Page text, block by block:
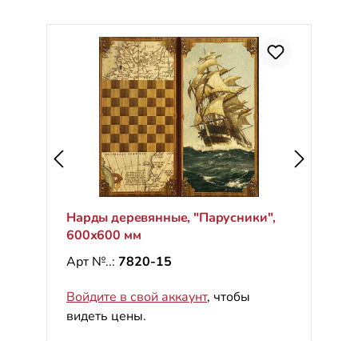
Нарды деревянные, "Парусники",
600х600 мм
Арт №..: 7820-15
Войдите в свой аккаунт, чтобы
видеть цены.